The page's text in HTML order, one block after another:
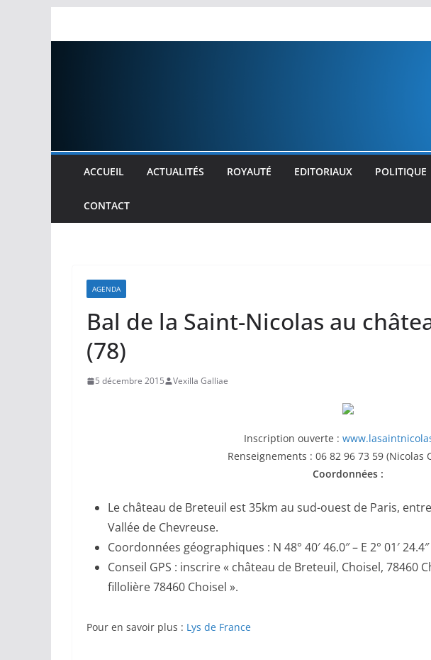
ACCUEIL ACTUALITÉS ROYAUTÉ EDITORIAUX POLITIQUE
CONTACT
AGENDA
Bal de la Saint-Nicolas au
(78)
5 décembre 2015 Vexilla Galliae
Inscription ouverte :
Renseignements : 06 82 96 73 59 (Nicolas
Coordonnées :
Le château de Breteuil est 35km au sud-ouest de Paris,
Vallée de Chevreuse.
Coordonnées géographiques : N 48° 40′ 46.0″ – E 2° 01′ 24.4″
Conseil GPS : inscrire « château de Breteuil, Choisel, 78460
fillolière 78460 Choisel ».
Pour en savoir plus : Lys de France